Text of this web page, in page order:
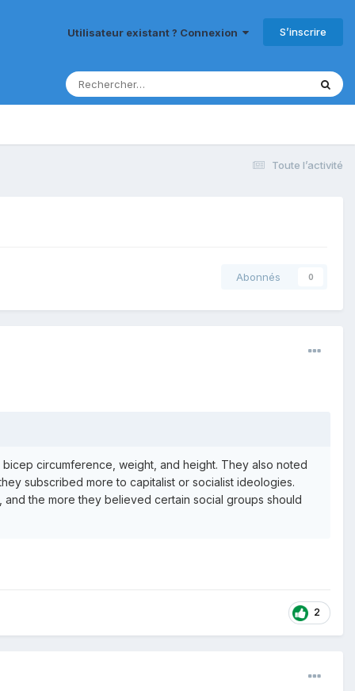
Utilisateur existant ? Connexion S’inscrire
Toute l’activité
Abonnés 0
circumference, weight, and height. They also noted
subscribed more to capitalist or socialist ideologies.
the more they believed certain social groups should
2